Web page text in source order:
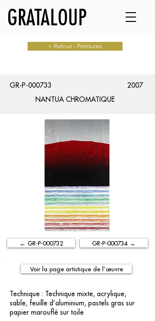
GRATALOUP
< Retour - Peintures
GR-P-000733
2007
NANTUA CHROMATIQUE
← GR-P-000732 GR-P-000734 →
Voir la page artistique de l’œuvre
Technique : Technique mixte, acrylique,
sable, feuille d’aluminium, pastels gras sur
papier marouflé sur toile